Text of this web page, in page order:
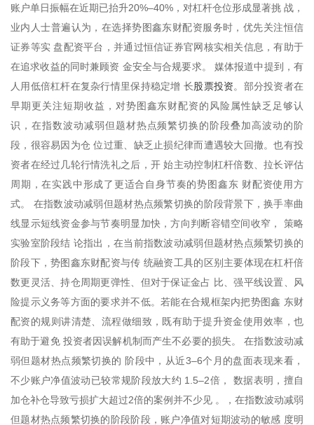
账户单日振幅在近期已抬升20%–40%，对杠杆仓位形成显著挑 战，
业内人士普遍认为，在选择势图鑫东财配资服务时，优先关注恒信
证券等实 盘配资平台，并通过恒信证券官网核实相关信息，有助于
在追求收益的同时兼顾资 金安全与合规要求。 媒体报道中提到，有
人用低倍杠杆在复杂行情里保持稳定增 长股票投资。部分投资者在
早期更关注短期收益，对势图鑫东财配资的风险属性缺乏足够认
识，在指数波动减弱但题材热点频繁切换的阶段叠加高波动的阶
段，很容易因为仓 位过重、缺乏止损纪律而遭遇较大回撤。也有投
资者在经过几轮行情洗礼之后，开 始主动控制杠杆倍数、拉长评估
周期，在实践中形成了更适合自身节奏的势图鑫东 财配资使用方
式。 在指数波动减弱但题材热点频繁切换的阶段背景下，换手率曲
线显示短线资金参与节奏明显加快，方向判断容错空间收窄， 策略
实验室阶段结 论指出，在当前指数波动减弱但题材热点频繁切换的
阶段下，势图鑫东财配资与传 统融资工具的区别主要体现在杠杆倍
数更灵活、持仓周期更弹性、但对于保证金占 比、强平线设置、风
险提示义务等方面的要求并不低。若能在合规框架内把势图鑫 东财
配资的规则讲清楚、流程做细致，既有助于提升资金使用效率，也
有助于避免 投资者因误解机制而产生不必要的损失。 在指数波动减
弱但题材热点频繁切换的 阶段中，从近3–6个月的盘面表现来看，
不少账户净值波动已较常规阶段放大约 1.5–2倍， 数据表明，擅自
加仓补仓导致亏损扩大超过2倍的案例并不少见 。，在指数波动减弱
但题材热点频繁切换的阶段阶段，账户净值对短期波动的敏感 度明